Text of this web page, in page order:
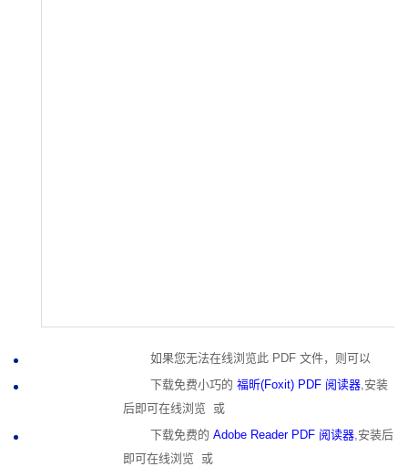
如果您无法在线浏览此 PDF 文件，则可以
下载免费小巧的福昕(Foxit) PDF 阅读器,安装
后即可在线浏览 或
下载免费的Adobe Reader PDF 阅读器,安装后
即可在线浏览 或